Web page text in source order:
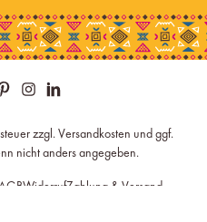
zzgl. Versandkosten und ggf.
nicht anders angegeben.
AGBWiderrufZahlung & Versand